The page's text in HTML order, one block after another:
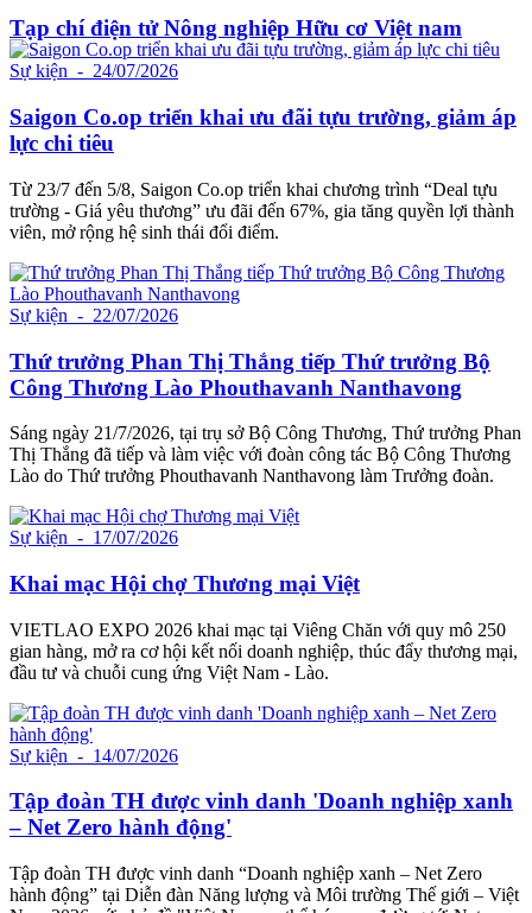
Tạp chí điện tử Nông nghiệp Hữu cơ Việt nam
Sự kiện - 24/07/2026
Saigon Co.op triển khai ưu đãi tựu trường, giảm áp
lực chi tiêu
Từ 23/7 đến 5/8, Saigon Co.op triển khai chương trình “Deal tựu
trường - Giá yêu thương” ưu đãi đến 67%, gia tăng quyền lợi thành
viên, mở rộng hệ sinh thái đổi điểm.
Sự kiện - 22/07/2026
Thứ trưởng Phan Thị Thắng tiếp Thứ trưởng Bộ
Công Thương Lào Phouthavanh Nanthavong
Sáng ngày 21/7/2026, tại trụ sở Bộ Công Thương, Thứ trưởng Phan
Thị Thắng đã tiếp và làm việc với đoàn công tác Bộ Công Thương
Lào do Thứ trưởng Phouthavanh Nanthavong làm Trưởng đoàn.
Sự kiện - 17/07/2026
Khai mạc Hội chợ Thương mại Việt
VIETLAO EXPO 2026 khai mạc tại Viêng Chăn với quy mô 250
gian hàng, mở ra cơ hội kết nối doanh nghiệp, thúc đẩy thương mại,
đầu tư và chuỗi cung ứng Việt Nam - Lào.
Sự kiện - 14/07/2026
Tập đoàn TH được vinh danh 'Doanh nghiệp xanh
– Net Zero hành động'
Tập đoàn TH được vinh danh “Doanh nghiệp xanh – Net Zero
hành động” tại Diễn đàn Năng lượng và Môi trường Thế giới – Việt